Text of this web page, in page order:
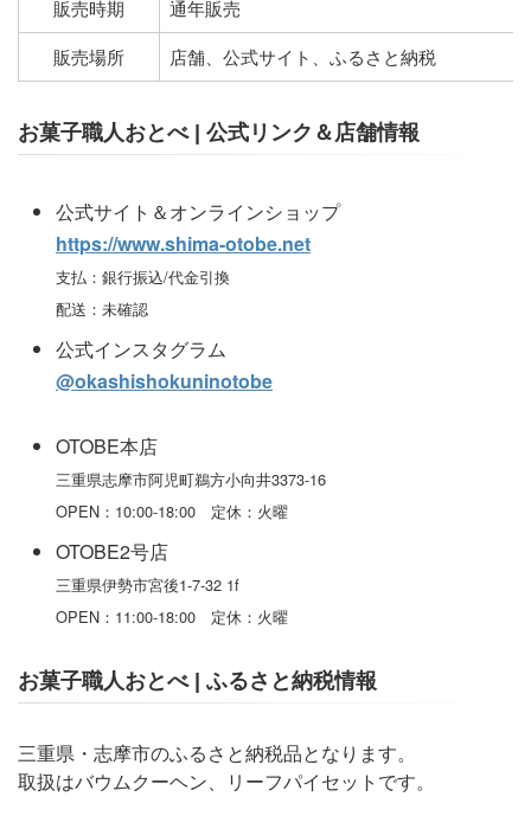
販売時期
通年販売
販売場所
店舗、公式サイト、ふるさと納税
お菓子職人おとべ | 公式リンク＆店舗情報
公式サイト＆オンラインショップ
https://www.shima-otobe.net
支払：銀行振込/代金引換
配送：未確認
公式インスタグラム
@okashishokuninotobe
OTOBE本店
三重県志摩市阿児町鵜方小向井3373-16
OPEN：10:00-18:00 定休：火曜
OTOBE2号店
三重県伊勢市宮後1-7-32 1f
OPEN：11:00-18:00 定休：火曜
お菓子職人おとべ | ふるさと納税情報
三重県・志摩市のふるさと納税品となります。
取扱はバウムクーヘン、リーフパイセットです。